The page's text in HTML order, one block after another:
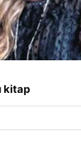
kitap